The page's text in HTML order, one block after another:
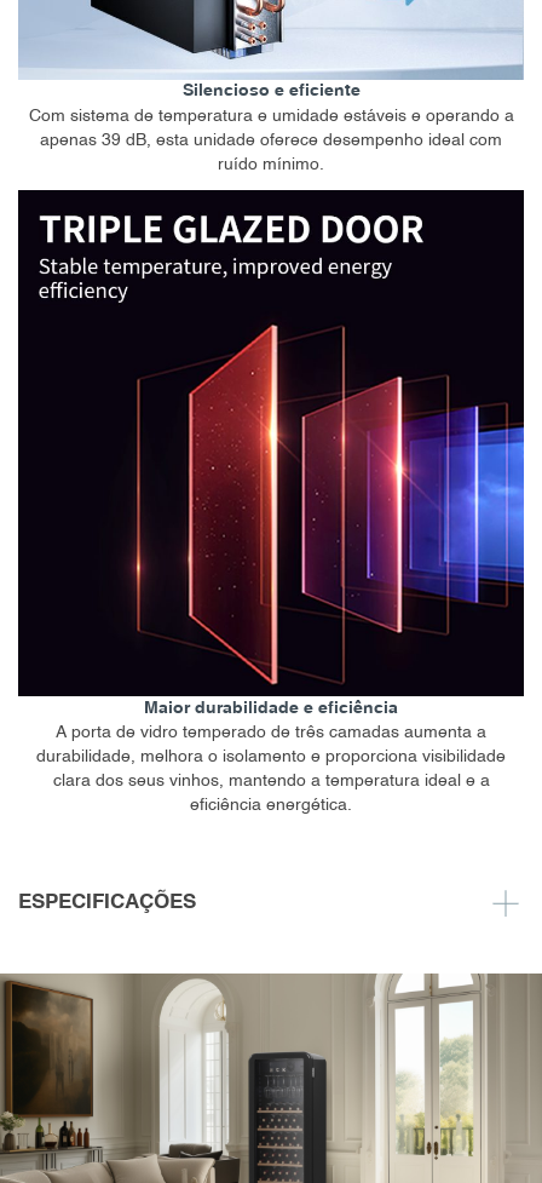
Silencioso e eficiente
Com sistema de temperatura e umidade estáveis e operando a
apenas 39 dB, esta unidade oferece desempenho ideal com
ruído mínimo.
Maior durabilidade e eficiência
A porta de vidro temperado de três camadas aumenta a
durabilidade, melhora o isolamento e proporciona visibilidade
clara dos seus vinhos, mantendo a temperatura ideal e a
eficiência energética.
ESPECIFICAÇÕES